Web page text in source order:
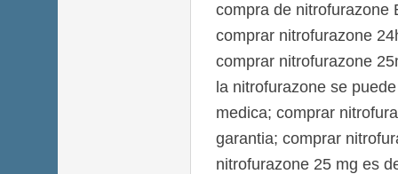
compra de nitrofurazone
comprar nitrofurazone
comprar nitrofurazone
la nitrofurazone se
medica; comprar
garantia; comprar
nitrofurazone 25 mg es